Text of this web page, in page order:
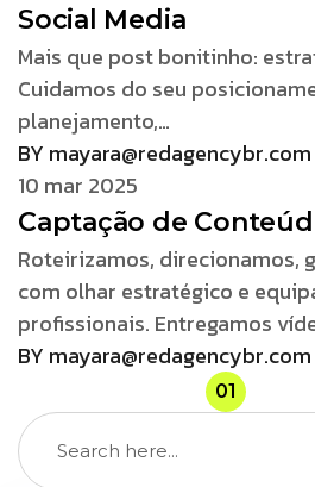
Social Media
Mais que post bonitinho:
Cuidamos do seu
planejamento,…
BY mayara@redagencybr.com
10 mar 2025
Captação de
Roteirizamos, direcionamos,
com olhar estratégico e
profissionais. Entregamos
BY mayara@redagencybr.com
01